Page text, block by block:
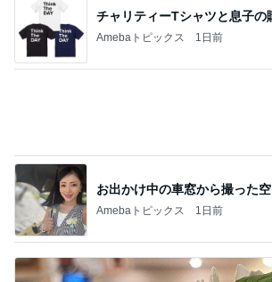
お出かけ中の車窓から撮った空
Amebaトピックス 1日前